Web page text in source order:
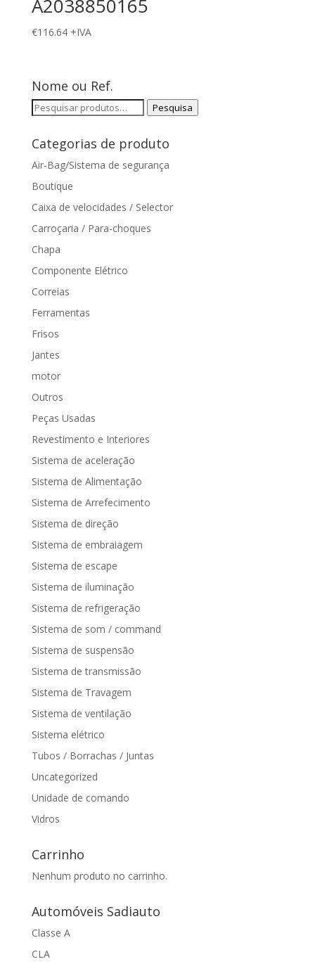
A2038850165
€116.64 +IVA
Nome ou Ref.
Pesquisar
Pesquisa
Categorias de produto
Air-Bag/Sistema de segurança
Boutique
Caixa de velocidades / Selector
Carroçaria / Para-choques
Chapa
Componente Elétrico
Correias
Ferramentas
Frisos
Jantes
motor
Outros
Peças Usadas
Revestimento e Interiores
Sistema de aceleração
Sistema de Alimentação
Sistema de Arrefecimento
Sistema de direção
Sistema de embraiagem
Sistema de escape
Sistema de iluminação
Sistema de refrigeração
Sistema de som / command
Sistema de suspensão
Sistema de transmissão
Sistema de Travagem
Sistema de ventilação
Sistema elétrico
Tubos / Borrachas / Juntas
Uncategorized
Unidade de comando
Vidros
Carrinho
Nenhum produto no carrinho.
Automóveis Sadiauto
Classe A
CLA